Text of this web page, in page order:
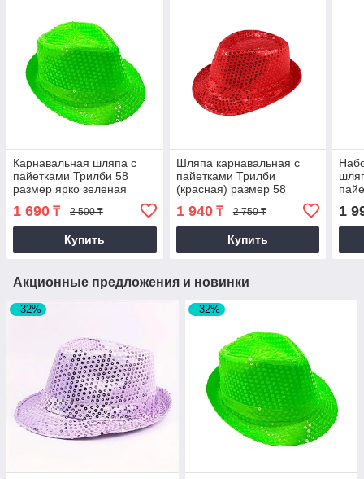
Карнавальная шляпа с
пайетками Трилби 58
размер ярко зеленая
1 690 ₸ 2 500 ₸
Купить
Шляпа карнавальная с
пайетками Трилби
(красная) размер 58
1 940₸ 2 750 ₸
Купить
1
Акционные предложения и новинки
–32% –32%